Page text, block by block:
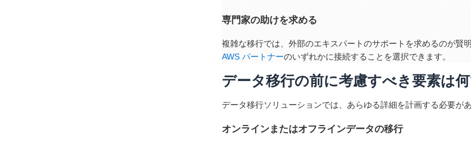
専門家の助けを求める
複雑な移行では、外部のエキスパートのサポートを求めるのが賢
AWS パートナーのいずれかに接続することを選択できます。
データ移行の前に考慮すべき要素は
データ移行ソリューションでは、あらゆる詳細を計画する必要が
オンラインまたはオフラインデータの移行